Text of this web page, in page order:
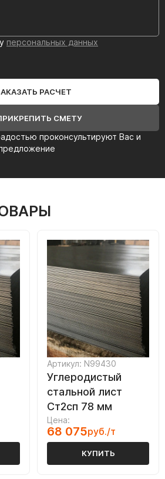
проконсультируют Вас и
персональных данных
РАСЧЕТ
СМЕТУ
Артикул: N99430
Углеродистый
стальной лист
Ст2сп 78 мм
Цена:
68 075руб./т
КУПИТЬ